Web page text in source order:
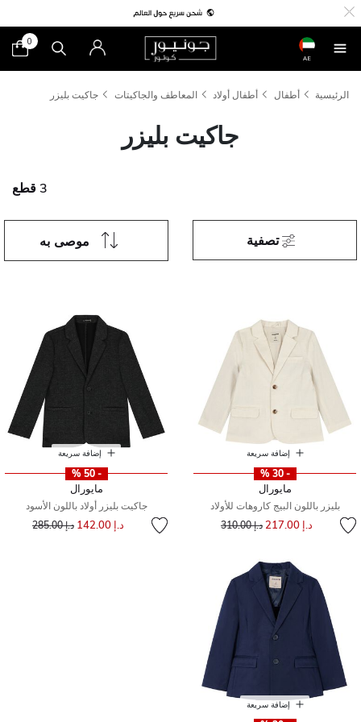
AE
0
الرئيسية أطفال أطفال أولاد المعاطف والجاكيتات جاكيت بليزر
جاكيت بليزر
3 قطع
موصى به تصفية
إضافة سريعة
- 30 %
مايورال
بليزر باللون البيج كاروهات للأولاد
د.إ 217.00 سعر مخفض مند.إ 310.00
إضافة سريعة
- 50 %
مايورال
جاكيت بليزر أولاد باللون الأسود
د.إ 142.00 سعر مخفض من
د.إ 285.00 إلى
إضافة سريعة